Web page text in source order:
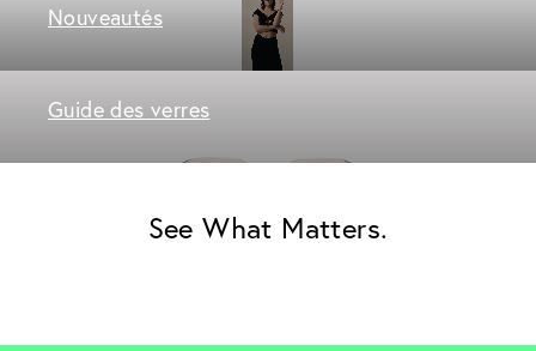
Nouveautés
Guide des verres
See What Matters.